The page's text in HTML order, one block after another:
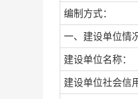
编制方式：
一、建设单位情
建设单位名称：
建设单位社会信